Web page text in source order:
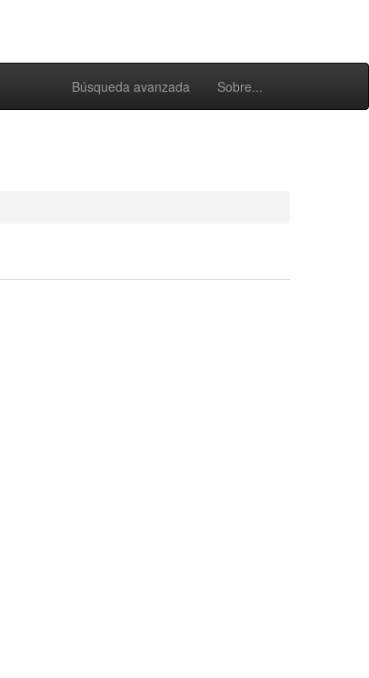
Búsqueda avanzada Sobre...